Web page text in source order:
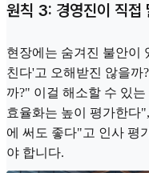
원칙 3: 경영진이 직접
현장에는 숨겨진 불안이
친다'고 오해받진 않을까
까?" 이걸 해소할 수 있
효율화는 높이 평가한다
에 써도 좋다"고 인사 평
야 합니다.